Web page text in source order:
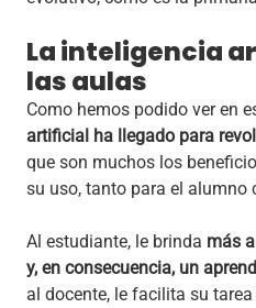
La inteligencia
las aulas
Como hemos podido ver en
artificial ha llegado para
que son muchos los
su uso, tanto para el alumno
Al estudiante, le brinda más
y, en consecuencia, un
al docente, le facilita su